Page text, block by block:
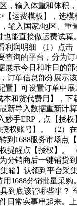
，输入体重和体积，
【运费模板】，选
输入国家/地区、重
也能直接做运费试算
利润明细 （1）点击
查询的平台，分为
展示今日和昨日的
订单信息部分展示
置】可设置订单中展
本和货代费用】，
新导入数据重新计
妙手ERP，点【授权
权账号】。 （2）
到1688服务市场点
提醒点【授权】。
分销商后一键铺货
箱】认领到平台采
用1688分销批量采购
到底该管哪些事？
日常实事串起来。